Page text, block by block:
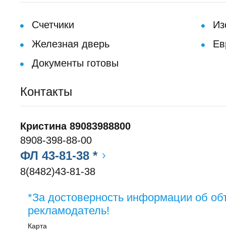
Счетчики
Железная дверь
Документы готовы
Контакты
Кристина 89083988800
8908-398-88-00
ФЛ 43-81-38 *
8(8482)43-81-38
*За достоверность информации об
рекламодатель!
Карта